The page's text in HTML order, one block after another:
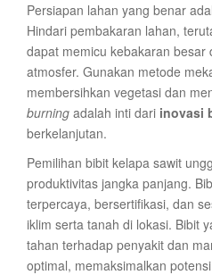
Persiapan lahan yang benar
Hindari pembakaran lahan,
dapat memicu kebakaran besar
atmosfer. Gunakan metode
membersihkan vegetasi dan
burning adalah inti dari inovasi
berkelanjutan.
Pemilihan bibit kelapa sawit
produktivitas jangka panjang.
terpercaya, bersertifikasi, dan
iklim serta tanah di lokasi. Bibit
tahan terhadap penyakit dan
optimal, memaksimalkan potensi